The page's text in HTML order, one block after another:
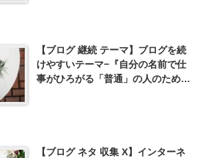
【ブログ 継続 テーマ】ブログを続
けやすいテーマ−『自分の名前で仕
事がひろがる「普通」の人のための
【ブログ ネタ 収集 X】インターネ